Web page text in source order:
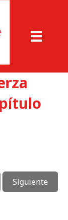
Siguiente